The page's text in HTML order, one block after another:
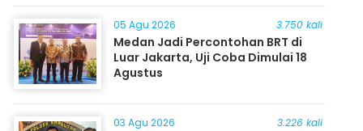
05 Agu 2026 3.750 kali
Medan Jadi Percontohan BRT di
Luar Jakarta, Uji Coba Dimulai 18
Agustus
03 Agu 2026 3.226 kali